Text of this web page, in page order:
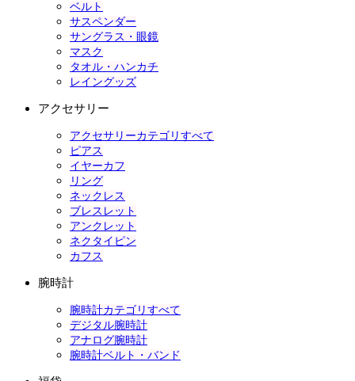
ベルト
サスペンダー
サングラス・眼鏡
マスク
タオル・ハンカチ
レイングッズ
アクセサリー
アクセサリーカテゴリすべて
ピアス
イヤーカフ
リング
ネックレス
ブレスレット
アンクレット
ネクタイピン
カフス
腕時計
腕時計カテゴリすべて
デジタル腕時計
アナログ腕時計
腕時計ベルト・バンド